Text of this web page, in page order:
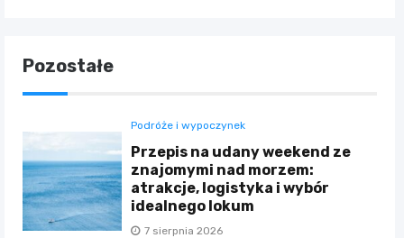
Pozostałe
Podróże i wypoczynek
Przepis na udany weekend ze
znajomymi nad morzem:
atrakcje, logistyka i wybór
idealnego lokum
7 sierpnia 2026